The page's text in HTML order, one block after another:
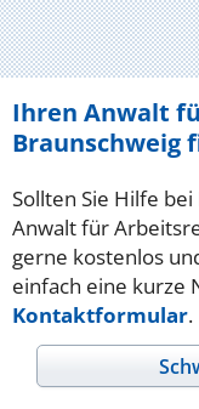
Ihren Anwalt
Braunschweig
Sollten Sie Hilfe
Anwalt für
gerne kostenlos
einfach eine kurze
Kontaktformular.